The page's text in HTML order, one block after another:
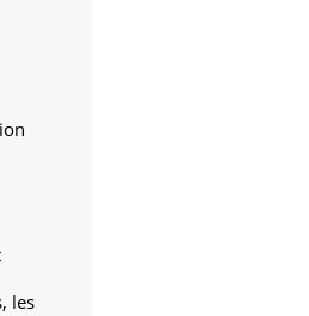
les